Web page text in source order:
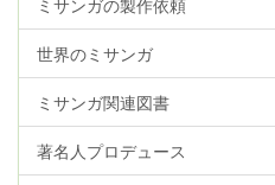
ミサンガの製作依頼
世界のミサンガ
ミサンガ関連図書
著名人プロデュース